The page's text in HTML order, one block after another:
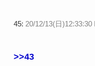
45: 20/12/13(日)12:33:30
>>43